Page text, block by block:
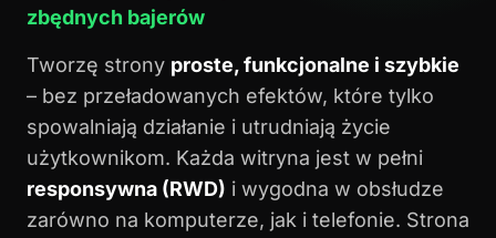
zbędnych bajerów
Tworzę strony proste, funkcjonalne i szybkie
– bez przeładowanych efektów, które tylko
spowalniają działanie i utrudniają życie
użytkownikom. Każda witryna jest w pełni
responsywna (RWD) i wygodna w obsłudze
zarówno na komputerze, jak i telefonie. Strona